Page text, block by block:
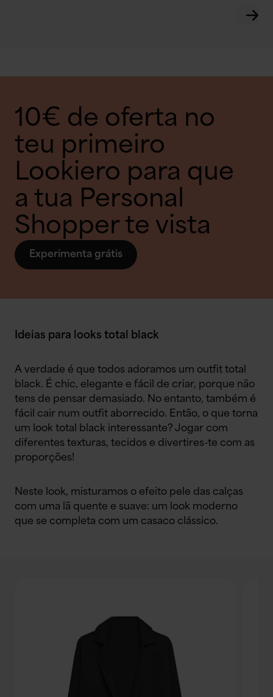
10€ de oferta no
teu primeiro
Lookiero para que
a tua Personal
Shopper te vista
Experimenta grátis
Ideias para looks total black
A verdade é que todos adoramos um outfit total
black. É chic, elegante e fácil de criar, porque não
tens de pensar demasiado. No entanto, também é
fácil cair num outfit aborrecido. Então, o que torna
um look total black interessante? Jogar com
diferentes texturas, tecidos e divertires-te com as
proporções!
Neste look, misturamos o efeito pele das calças
com uma lã quente e suave: um look moderno
que se completa com um casaco clássico.